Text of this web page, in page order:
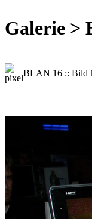
Galerie >
BLAN 16 :: Bild